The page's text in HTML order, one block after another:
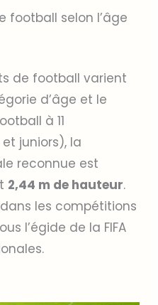
football selon l’âge
de football varient
d’âge et le
à 11
juniors), la
reconnue est
2,44 m de hauteur.
les compétitions
l’égide de la FIFA